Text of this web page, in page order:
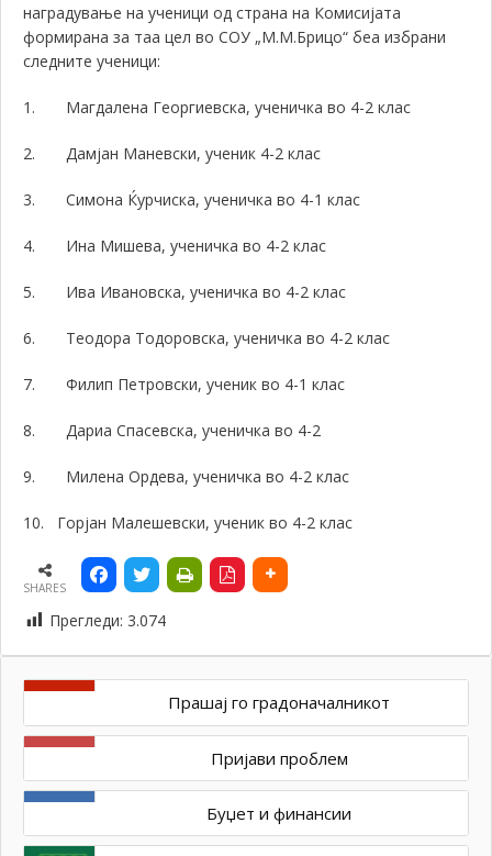
наградување на ученици од страна на Комисијата
формирана за таа цел во СОУ „М.М.Брицо“ беа избрани
следните ученици:
1. Магдалена Георгиевска, ученичка во 4-2 клас
2. Дамјан Маневски, ученик 4-2 клас
3. Симона Ќурчиска, ученичка во 4-1 клас
4. Ина Мишева, ученичка во 4-2 клас
5. Ива Ивановска, ученичка во 4-2 клас
6. Теодора Тодоровска, ученичка во 4-2 клас
7. Филип Петровски, ученик во 4-1 клас
8. Дариа Спасевска, ученичка во 4-2
9. Милена Ордева, ученичка во 4-2 клас
10. Горјан Малешевски, ученик во 4-2 клас
SHARES
Прегледи: 3.074
Прашај го градоначалникот
Пријави проблем
Буџет и финансии